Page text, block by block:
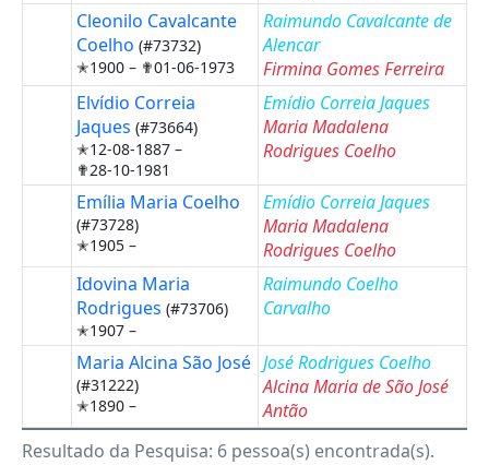
Cleonilo Cavalcante
Coelho (#73732)
✭1900 – ✟01-06-1973
Raimundo Cavalcante de
Alencar
Firmina Gomes Ferreira
Elvídio Correia
Jaques (#73664)
✭12-08-1887 –
✟28-10-1981
Emídio Correia Jaques
Maria Madalena
Rodrigues Coelho
Emília Maria Coelho
(#73728)
✭1905 –
Emídio Correia Jaques
Maria Madalena
Rodrigues Coelho
Idovina Maria
Rodrigues (#73706)
✭1907 –
Raimundo Coelho
Carvalho
Maria Alcina São José
(#31222)
✭1890 –
José Rodrigues Coelho
Alcina Maria de São José
Antão
Resultado da Pesquisa: 6 pessoa(s) encontrada(s).